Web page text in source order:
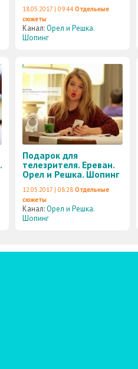
18.05.2017 | 09:44 Отдельные
сюжеты
Канал:Орел и Решка.
Шопинг
Подарок для
телезрителя. Ереван.
Орел и Решка. Шопинг
12.05.2017 | 08:28 Отдельные
сюжеты
Канал:Орел и Решка.
Шопинг